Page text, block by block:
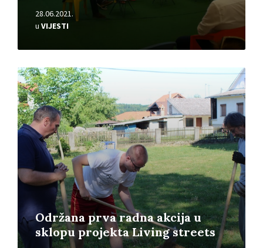
28.06.2021.
u VIJESTI
Održana prva radna akcija u
sklopu projekta Living streets
Pročitajte
više